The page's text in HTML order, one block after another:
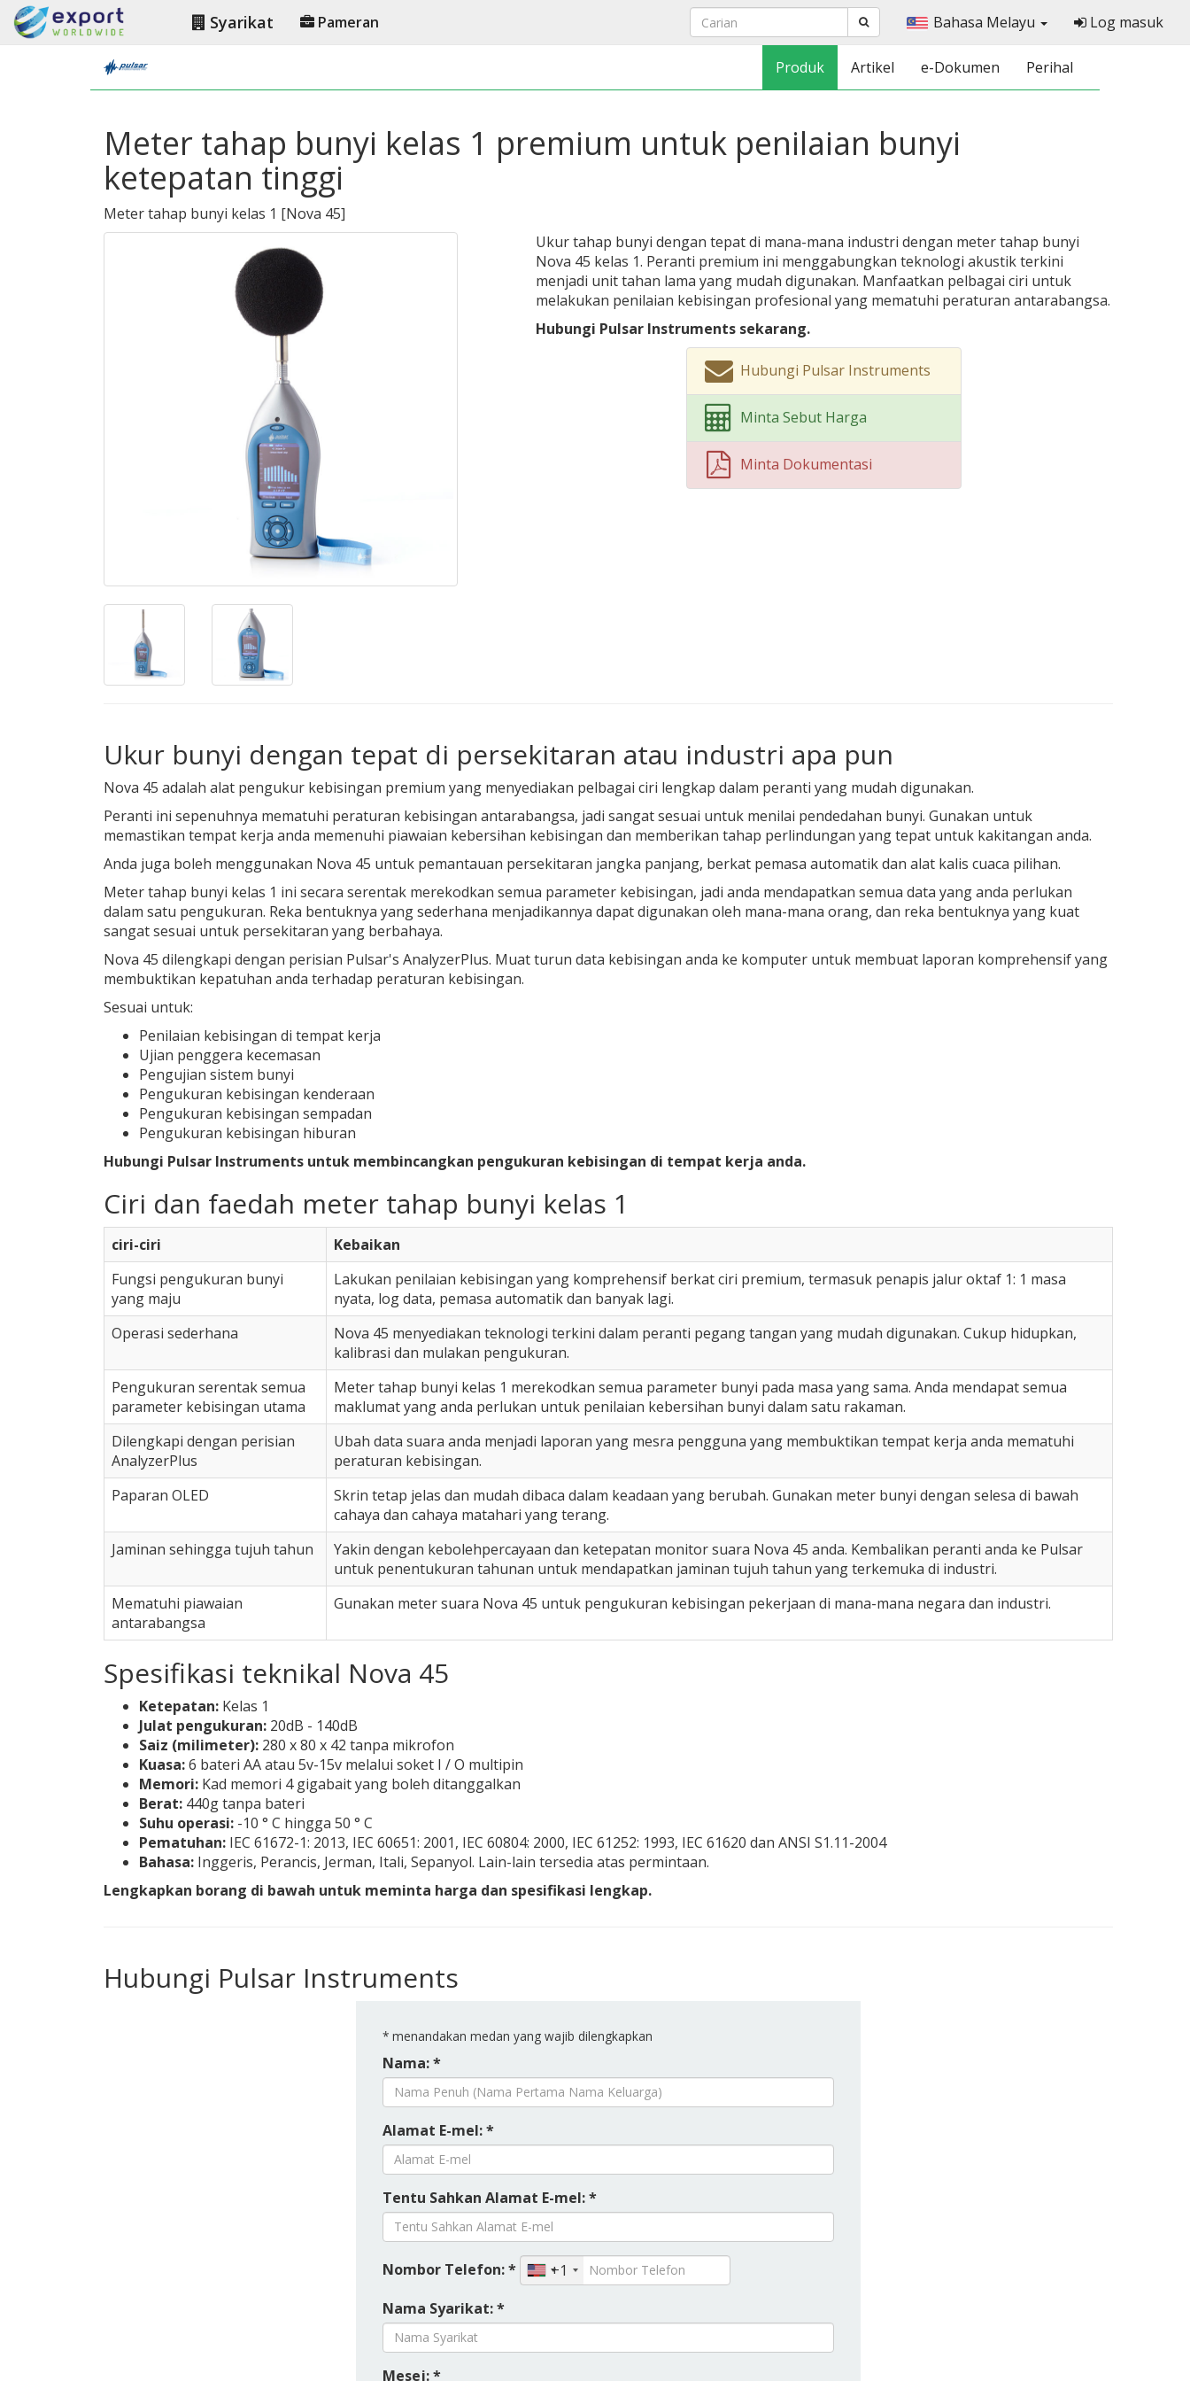
Syarikat Pameran Bahasa Melayu Log masuk
Produk Artikel e-Dokumen Perihal
Meter tahap bunyi kelas 1 premium untuk penilaian bunyi
ketepatan tinggi
Meter tahap bunyi kelas 1 [Nova 45]
Ukur tahap bunyi dengan tepat di mana-mana industri dengan meter tahap bunyi
Nova 45 kelas 1. Peranti premium ini menggabungkan teknologi akustik terkini
menjadi unit tahan lama yang mudah digunakan. Manfaatkan pelbagai ciri untuk
melakukan penilaian kebisingan profesional yang mematuhi peraturan antarabangsa.
Hubungi Pulsar Instruments sekarang.
Hubungi Pulsar Instruments
Minta Sebut Harga
Minta Dokumentasi
Ukur bunyi dengan tepat di persekitaran atau industri apa pun
Nova 45 adalah alat pengukur kebisingan premium yang menyediakan pelbagai ciri lengkap dalam peranti yang mudah digunakan.
Peranti ini sepenuhnya mematuhi peraturan kebisingan antarabangsa, jadi sangat sesuai untuk menilai pendedahan bunyi. Gunakan untuk
memastikan tempat kerja anda memenuhi piawaian kebersihan kebisingan dan memberikan tahap perlindungan yang tepat untuk kakitangan anda.
Anda juga boleh menggunakan Nova 45 untuk pemantauan persekitaran jangka panjang, berkat pemasa automatik dan alat kalis cuaca pilihan.
Meter tahap bunyi kelas 1 ini secara serentak merekodkan semua parameter kebisingan, jadi anda mendapatkan semua data yang anda perlukan
dalam satu pengukuran. Reka bentuknya yang sederhana menjadikannya dapat digunakan oleh mana-mana orang, dan reka bentuknya yang kuat
sangat sesuai untuk persekitaran yang berbahaya.
Nova 45 dilengkapi dengan perisian Pulsar's AnalyzerPlus. Muat turun data kebisingan anda ke komputer untuk membuat laporan komprehensif yang
membuktikan kepatuhan anda terhadap peraturan kebisingan.
Sesuai untuk:
Penilaian kebisingan di tempat kerja
Ujian penggera kecemasan
Pengujian sistem bunyi
Pengukuran kebisingan kenderaan
Pengukuran kebisingan sempadan
Pengukuran kebisingan hiburan
Hubungi Pulsar Instruments untuk membincangkan pengukuran kebisingan di tempat kerja anda.
Ciri dan faedah meter tahap bunyi kelas 1
ciri-ciri
Kebaikan
Fungsi pengukuran bunyi
yang maju
Lakukan penilaian kebisingan yang komprehensif berkat ciri premium, termasuk penapis jalur oktaf 1: 1 masa
nyata, log data, pemasa automatik dan banyak lagi.
Operasi sederhana
Nova 45 menyediakan teknologi terkini dalam peranti pegang tangan yang mudah digunakan. Cukup hidupkan,
kalibrasi dan mulakan pengukuran.
Pengukuran serentak semua
parameter kebisingan utama
Meter tahap bunyi kelas 1 merekodkan semua parameter bunyi pada masa yang sama. Anda mendapat semua
maklumat yang anda perlukan untuk penilaian kebersihan bunyi dalam satu rakaman.
Dilengkapi dengan perisian
AnalyzerPlus
Ubah data suara anda menjadi laporan yang mesra pengguna yang membuktikan tempat kerja anda mematuhi
peraturan kebisingan.
Paparan OLED
Skrin tetap jelas dan mudah dibaca dalam keadaan yang berubah. Gunakan meter bunyi dengan selesa di bawah
cahaya dan cahaya matahari yang terang.
Jaminan sehingga tujuh tahun
Yakin dengan kebolehpercayaan dan ketepatan monitor suara Nova 45 anda. Kembalikan peranti anda ke Pulsar
untuk penentukuran tahunan untuk mendapatkan jaminan tujuh tahun yang terkemuka di industri.
Mematuhi piawaian
antarabangsa
Gunakan meter suara Nova 45 untuk pengukuran kebisingan pekerjaan di mana-mana negara dan industri.
Spesifikasi teknikal Nova 45
Ketepatan: Kelas 1
Julat pengukuran: 20dB - 140dB
Saiz (milimeter): 280 x 80 x 42 tanpa mikrofon
Kuasa:6 bateri AA atau 5v-15v melalui soket I / O multipin
Memori: Kad memori 4 gigabait yang boleh ditanggalkan
Berat: 440g tanpa bateri
Suhu operasi: -10 ° C hingga 50 ° C
Pematuhan: IEC 61672-1: 2013, IEC 60651: 2001, IEC 60804: 2000, IEC 61252: 1993, IEC 61620 dan ANSI S1.11-2004
Bahasa: Inggeris, Perancis, Jerman, Itali, Sepanyol. Lain-lain tersedia atas permintaan.
Lengkapkan borang di bawah untuk meminta harga dan spesifikasi lengkap.
Hubungi Pulsar Instruments
* menandakan medan yang wajib dilengkapkan
Nama: *
Alamat E-mel: *
Tentu Sahkan Alamat E-mel: *
Nombor Telefon: *
+1
Nama Syarikat: *
Mesej: *